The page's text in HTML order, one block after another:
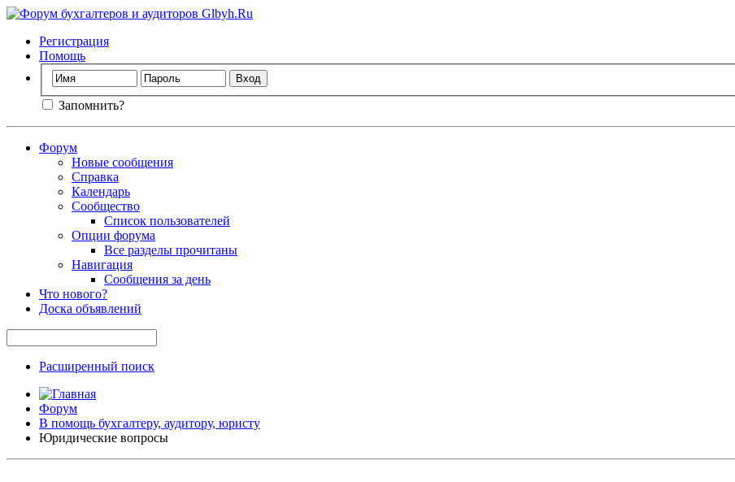
Регистрация
Помощь
Запомнить?
Форум
Новые сообщения
Справка
Календарь
Сообщество
Список пользователей
Опции форума
Все разделы прочитаны
Навигация
Сообщения за день
Что нового?
Доска объявлений
Расширенный поиск
Форум
В помощь бухгалтеру, аудитору, юристу
Юридические вопросы